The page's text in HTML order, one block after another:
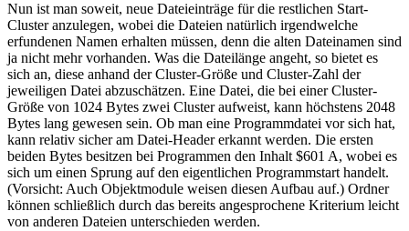
Nun ist man soweit, neue Dateieinträge für die restlichen Start-
Cluster anzulegen, wobei die Dateien natürlich irgendwelche
erfundenen Namen erhalten müssen, denn die alten Dateinamen sind
ja nicht mehr vorhanden. Was die Dateilänge angeht, so bietet es
sich an, diese anhand der Cluster-Größe und Cluster-Zahl der
jeweiligen Datei abzuschätzen. Eine Datei, die bei einer Cluster-
Größe von 1024 Bytes zwei Cluster aufweist, kann höchstens 2048
Bytes lang gewesen sein. Ob man eine Programmdatei vor sich hat,
kann relativ sicher am Datei-Header erkannt werden. Die ersten
beiden Bytes besitzen bei Programmen den Inhalt $601 A, wobei es
sich um einen Sprung auf den eigentlichen Programmstart handelt.
(Vorsicht: Auch Objektmodule weisen diesen Aufbau auf.) Ordner
können schließlich durch das bereits angesprochene Kriterium leicht
von anderen Dateien unterschieden werden.